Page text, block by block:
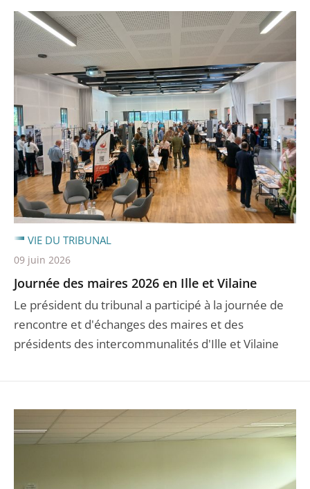
Journée des maires 2026 en Ille et Vilaine
Le président du tribunal a participé à la journée de
rencontre et d'échanges des maires et des
présidents des intercommunalités d'Ille et Vilaine
VIE DU TRIBUNAL
09 juin 2026